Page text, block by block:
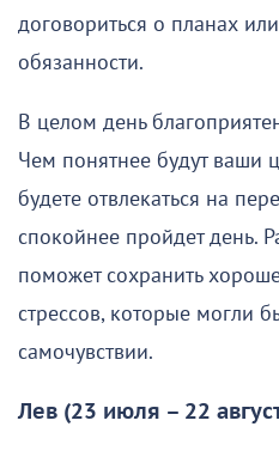
договориться о планах
обязанности.
В целом день
Чем понятнее будут ваши
будете отвлекаться на
спокойнее пройдет день.
поможет сохранить
стрессов, которые могли
самочувствии.
Лев (23 июля – 22